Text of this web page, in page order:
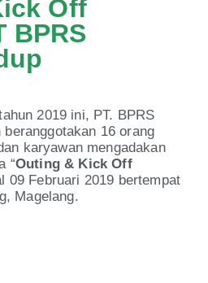
Off
BPRS
2019 ini, PT. BPRS
16 orang
karyawan mengadakan
“Outing & Kick Off
09 Februari 2019 bertempat
Magelang.